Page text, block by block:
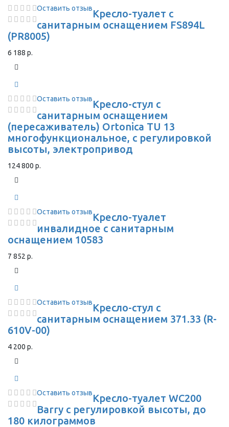
Оставить отзывКресло-туалет с
санитарным оснащением FS894L
(PR8005)
6 188 р.
Оставить отзывКресло-стул с
санитарным оснащением
(пересаживатель) Ortonica TU 13
многофункциональное, с регулировкой
высоты, электропривод
124 800 р.
Оставить отзывКресло-туалет
инвалидное с санитарным
оснащением 10583
7 852 р.
Оставить отзывКресло-стул с
санитарным оснащением 371.33 (R-
610V-00)
4 200 р.
Оставить отзывКресло-туалет WC200
Barry с регулировкой высоты, до
180 килограммов